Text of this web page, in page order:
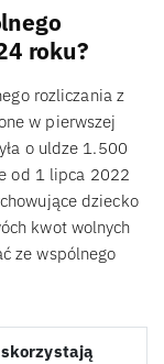
roku?
rozliczania z
w pierwszej
o uldze 1.500
od 1 lipca 2022
dziecko
kwot wolnych
ze wspólnego